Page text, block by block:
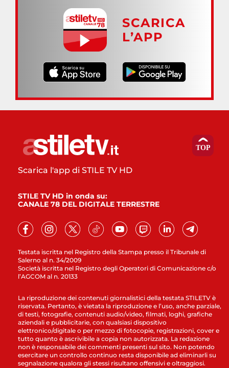
SCARICA
L’APP
Testata iscritta nel Registro della Stampa presso il Tribunale di
Salerno al n. 34/2009
Società iscritta nel Registro degli Operatori di Comunicazione c/o
l’AGCOM al n. 20133
Scarica l'app di STILE TV HD
STILE TV HD in onda su:
CANALE 78 DEL DIGITALE TERRESTRE
La riproduzione dei contenuti giornalistici della testata STILETV è
riservata. Pertanto, è vietata la riproduzione e l’uso, anche parziale,
di testi, fotografie, contenuti audio/video, filmati, loghi, grafiche
aziendali e pubblicitarie, con qualsiasi dispositivo
elettronico/digitale o per mezzo di fotocopie, registrazioni, cover e
tutto quanto è ascrivibile a copia non autorizzata. La redazione
non è responsabile dei commenti presenti sul sito. Non potendo
esercitare un controllo continuo resta disponibile ad eliminarli su
segnalazione qualora gli stessi risultano offensivi e oltraggiosi.